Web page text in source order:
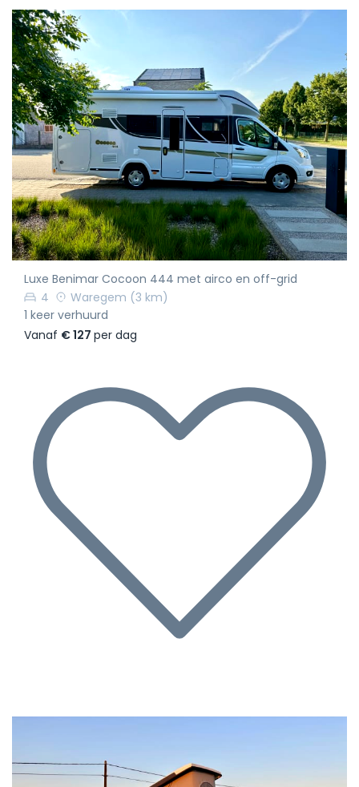
Luxe Benimar Cocoon 444 met airco en off-grid
4
Waregem (3 km)
1 keer verhuurd
Vanaf € 127 per dag